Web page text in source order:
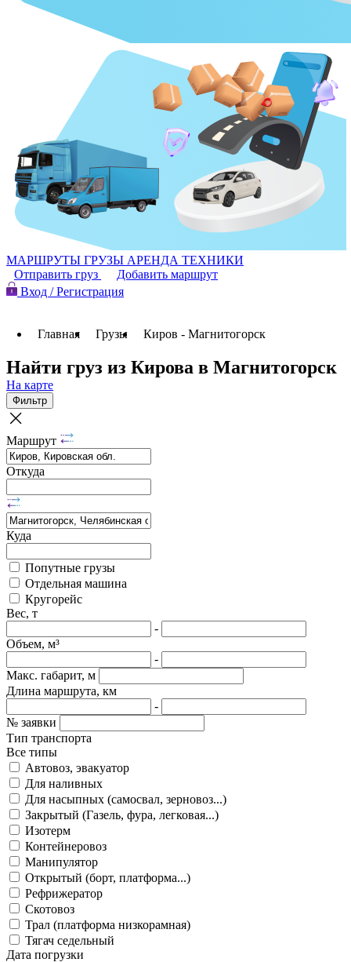
МАРШРУТЫ ГРУЗЫ АРЕНДА ТЕХНИКИ
Отправить груз
Добавить маршрут
Вход / Регистрация
Главная Грузы Киров - Магнитогорск
Найти груз из Кирова в Магнитогорск
На карте
Фильтр
Маршрут
Откуда
Куда
Попутные грузы
Отдельная машина
Кругорейс
Вес, т
-
Объем, м³
-
Макс. габарит, м
Длина маршрута, км
-
№ заявки
Тип транспорта
Все типы
Автовоз, эвакуатор
Для наливных
Для насыпных (самосвал, зерновоз...)
Закрытый (Газель, фура, легковая...)
Изотерм
Контейнеровоз
Манипулятор
Открытый (борт, платформа...)
Рефрижератор
Скотовоз
Трал (платформа низкорамная)
Тягач седельный
Дата погрузки